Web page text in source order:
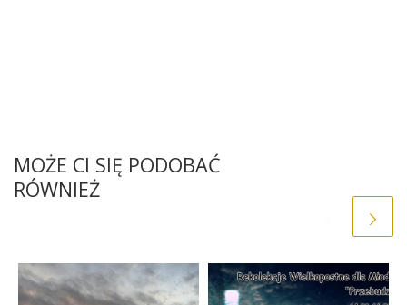
MOŻE CI SIĘ PODOBAĆ
RÓWNIEŻ